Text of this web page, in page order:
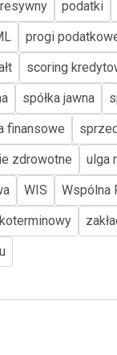
podatki
progi
scoring
spółka jawna
finansowe
zdrowotne
ulga
WIS Wspólna